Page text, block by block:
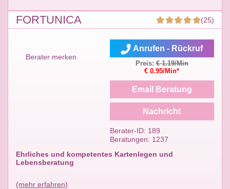
FORTUNICA (25)
Berater merken
Ehrliches und kompetentes Kartenlegen und
Lebensberatung
(mehr erfahren)
Anrufen - Rückruf
Preis:€ 1.19/Min
€ 0.95/Min*
Email Beratung
Nachricht
Berater-ID: 189
Beratungen: 1237